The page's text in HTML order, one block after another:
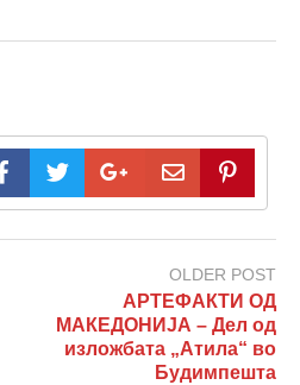
OLDER POST
АРТЕФАКТИ ОД
МАКЕДОНИЈА – Дел од
изложбата „Атила“ во
Будимпешта